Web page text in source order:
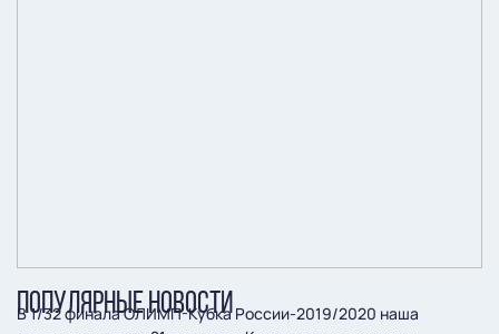
В 1/32 финала ОЛИМП-Кубка России-2019/2020 наша
ПОПУЛЯРНЫЕ НОВОСТИ